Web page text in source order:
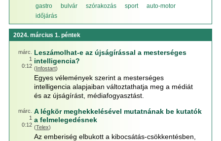
gastro
bulvár szórakozás sport
auto-motor
időjárás
2024. március 1. péntek
márc.
1
0:12
Leszámolhat-e az újságírással a mesterséges
intelligencia?
(Infostart)
Egyes vélemények szerint a mesterséges
intelligencia alapjaiban változtathatja meg a médiát
és az újságírást, médiafogyasztást.
márc.
1
0:12
A légkör meghekkelésével mutatnának be kutatók
a felmelegedésnek
(Telex)
Az emberiség elbukott a kibocsátás-csökkentésben,